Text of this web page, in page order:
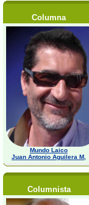
Columna
Mundo Laico
Juan Antonio Aguilera M,
Columnista